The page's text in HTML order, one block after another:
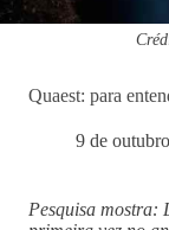
Quaest: para
9 de
Pesquisa mostra: